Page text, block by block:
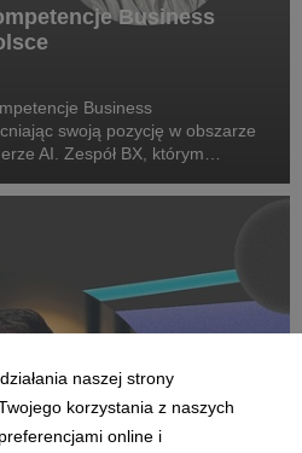
Business
Business
swoją pozycję w obszarze
AI. Zespół BX, którym
oczekują dziś nie tylk...
naszej strony
korzystania z naszych
online i